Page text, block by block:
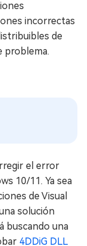
incorrectas
de
problema.
el error
10/11. Ya sea
de Visual
solución
buscando una
4DDiG DLL